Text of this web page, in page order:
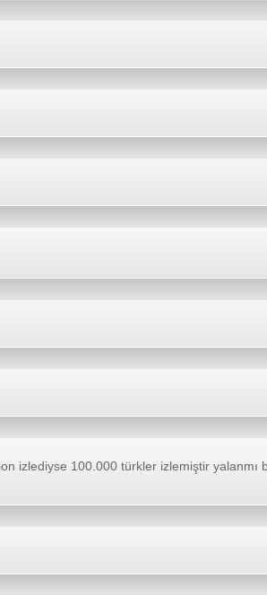
izlediyse 100.000 türkler izlemiştir